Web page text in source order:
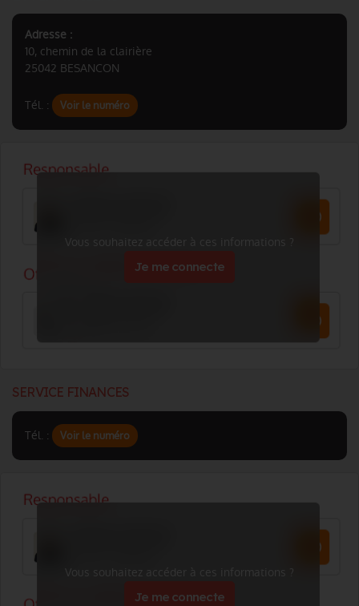
Adresse :
10, chemin de la clairière
25042 BESANCON
Tél. : Voir le numéro
Vous souhaitez accéder à ces informations ?
Je me connecte
SERVICE FINANCES
Tél. : Voir le numéro
Vous souhaitez accéder à ces informations ?
Je me connecte